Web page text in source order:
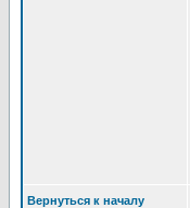
Вернуться к началу